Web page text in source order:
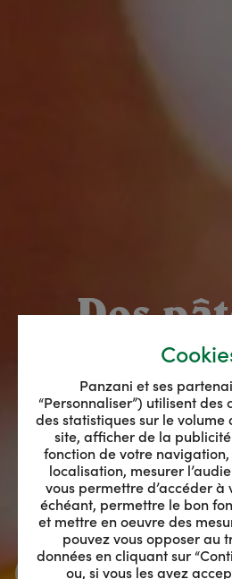
filière
Panzani et ses
“Personnaliser”) utilisent des
des statistiques sur le volume
site, afficher de la
fonction de votre
localisation, mesurer
vous permettre d’accéder à
échéant, permettre le bon
et mettre en oeuvre des
pouvez vous opposer au
données en cliquant sur
ou, si vous les avez